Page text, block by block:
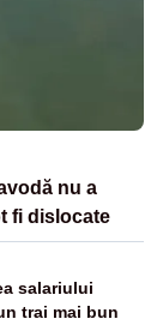
nu a
fi dislocate
salariului
trai mai bun